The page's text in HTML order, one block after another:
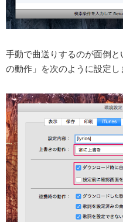
手動で曲送りするのが面倒
の動作」を次のように設定し